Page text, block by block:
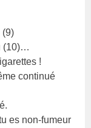
(9)
(10)…
!
continué
es non-fumeur